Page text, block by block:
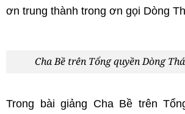
ơn trung thành trong ơn gọi Dòng
Cha Bề trên Tổng quyền Dòng
Trong bài giảng Cha Bề trên